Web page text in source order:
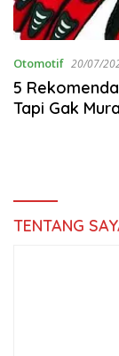
Otomotif 20/07/
5
Tapi Gak
TENTANG